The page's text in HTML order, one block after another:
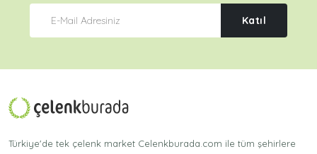
Katıl
Türkiye'de tek çelenk market Celenkburada.com ile tüm şehirlere